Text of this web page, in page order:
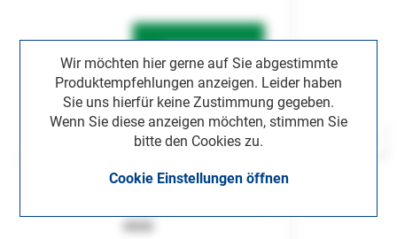
Wir möchten hier gerne auf Sie abgestimmte
Produktempfehlungen anzeigen. Leider haben
Sie uns hierfür keine Zustimmung gegeben.
Wenn Sie diese anzeigen möchten, stimmen Sie
bitte den Cookies zu.
Cookie Einstellungen öffnen